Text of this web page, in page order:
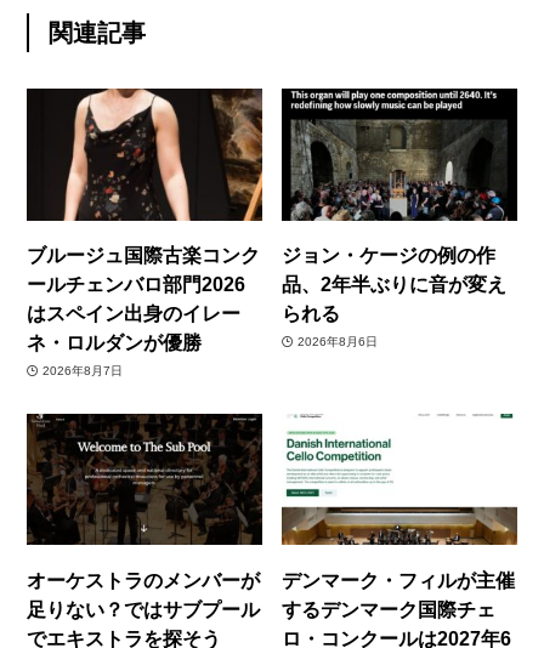
関連記事
ブルージュ国際古楽コンク
ールチェンバロ部門2026
はスペイン出身のイレー
ネ・ロルダンが優勝
2026年8月7日
ジョン・ケージの例の作
品、2年半ぶりに音が変え
られる
2026年8月6日
オーケストラのメンバーが
足りない？ではサブプール
でエキストラを探そう
デンマーク・フィルが主催
するデンマーク国際チェ
ロ・コンクールは2027年6